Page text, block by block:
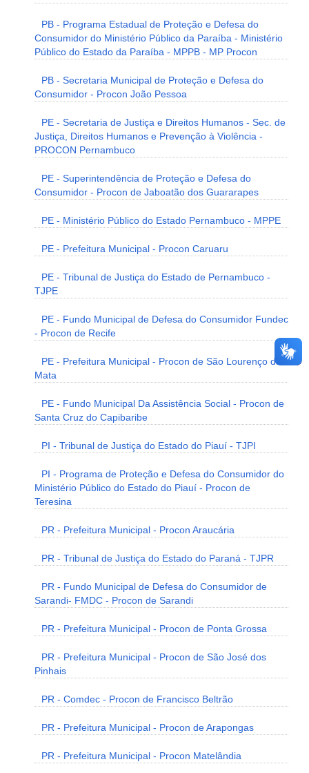
PB - Programa Estadual de Proteção e Defesa do
Consumidor do Ministério Público da Paraíba - Ministério
Público do Estado da Paraíba - MPPB - MP Procon
PB - Secretaria Municipal de Proteção e Defesa do
Consumidor - Procon João Pessoa
PE - Secretaria de Justiça e Direitos Humanos - Sec. de
Justiça, Direitos Humanos e Prevenção à Violência -
PROCON Pernambuco
PE - Superintendência de Proteção e Defesa do
Consumidor - Procon de Jaboatão dos Guararapes
PE - Ministério Público do Estado Pernambuco - MPPE
PE - Prefeitura Municipal - Procon Caruaru
PE - Tribunal de Justiça do Estado de Pernambuco -
TJPE
PE - Fundo Municipal de Defesa do Consumidor Fundec
- Procon de Recife
PE - Prefeitura Municipal - Procon de São Lourenço da
Mata
PE - Fundo Municipal Da Assistência Social - Procon de
Santa Cruz do Capibaribe
PI - Tribunal de Justiça do Estado do Piauí - TJPI
PI - Programa de Proteção e Defesa do Consumidor do
Ministério Público do Estado do Piauí - Procon de
Teresina
PR - Prefeitura Municipal - Procon Araucária
PR - Tribunal de Justiça do Estado do Paraná - TJPR
PR - Fundo Municipal de Defesa do Consumidor de
Sarandi- FMDC - Procon de Sarandi
PR - Prefeitura Municipal - Procon de Ponta Grossa
PR - Prefeitura Municipal - Procon de São José dos
Pinhais
PR - Comdec - Procon de Francisco Beltrão
PR - Prefeitura Municipal - Procon de Arapongas
PR - Prefeitura Municipal - Procon Matelândia